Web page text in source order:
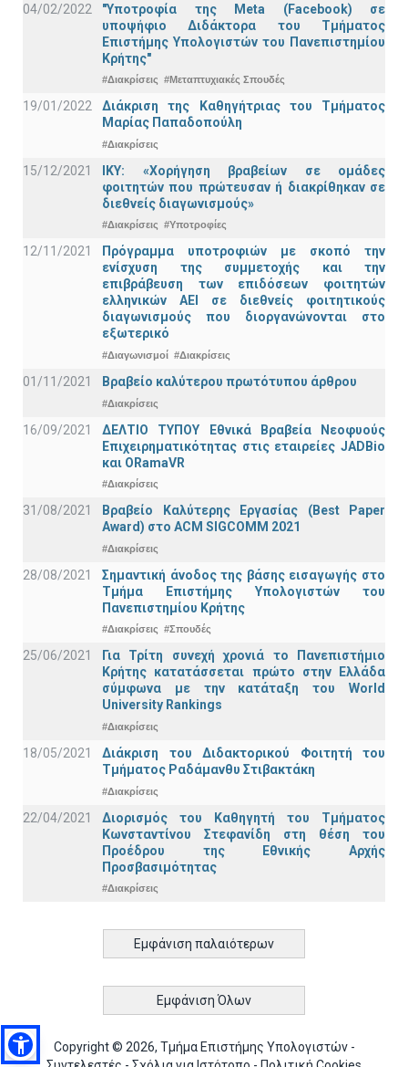
04/02/2022
"Υποτροφία της Meta (Facebook) σε
υποψήφιο Διδάκτορα του Τμήματος
Επιστήμης Υπολογιστών του Πανεπιστημίου
Κρήτης"
#Διακρίσεις #Μεταπτυχιακές Σπουδές
19/01/2022
Διάκριση της Καθηγήτριας του Τμήματος
Μαρίας Παπαδοπούλη
#Διακρίσεις
15/12/2021
IKY: «Χορήγηση βραβείων σε ομάδες
φοιτητών που πρώτευσαν ή διακρίθηκαν σε
διεθνείς διαγωνισμούς»
#Διακρίσεις #Υποτροφίες
12/11/2021
Πρόγραμμα υποτροφιών με σκοπό την
ενίσχυση της συμμετοχής και την
επιβράβευση των επιδόσεων φοιτητών
ελληνικών ΑΕΙ σε διεθνείς φοιτητικούς
διαγωνισμούς που διοργανώνονται στο
εξωτερικό
#Διαγωνισμοί #Διακρίσεις
01/11/2021 Bραβείο καλύτερου πρωτότυπου άρθρου
#Διακρίσεις
16/09/2021
ΔΕΛΤΙΟ ΤΥΠΟΥ Εθνικά Βραβεία Νεοφυούς
Επιχειρηματικότητας στις εταιρείες JADBio
και ORamaVR
#Διακρίσεις
31/08/2021
Βραβείο Καλύτερης Εργασίας (Best Paper
Award) στο ACM SIGCOMM 2021
#Διακρίσεις
28/08/2021
Σημαντική άνοδος της βάσης εισαγωγής στο
Τμήμα Επιστήμης Υπολογιστών του
Πανεπιστημίου Κρήτης
#Διακρίσεις #Σπουδές
25/06/2021
Για Τρίτη συνεχή χρονιά το Πανεπιστήμιο
Κρήτης κατατάσσεται πρώτο στην Ελλάδα
σύμφωνα με την κατάταξη του World
University Rankings
#Διακρίσεις
18/05/2021
Διάκριση του Διδακτορικού Φοιτητή του
Τμήματος Ραδάμανθυ Στιβακτάκη
#Διακρίσεις
22/04/2021
Διορισμός του Καθηγητή του Τμήματος
Κωνσταντίνου Στεφανίδη στη θέση του
Προέδρου της Εθνικής Αρχής
Προσβασιμότητας
#Διακρίσεις
Εμφάνιση παλαιότερων
Εμφάνιση Όλων
Copyright © 2026, Τμήμα Επιστήμης Υπολογιστών -